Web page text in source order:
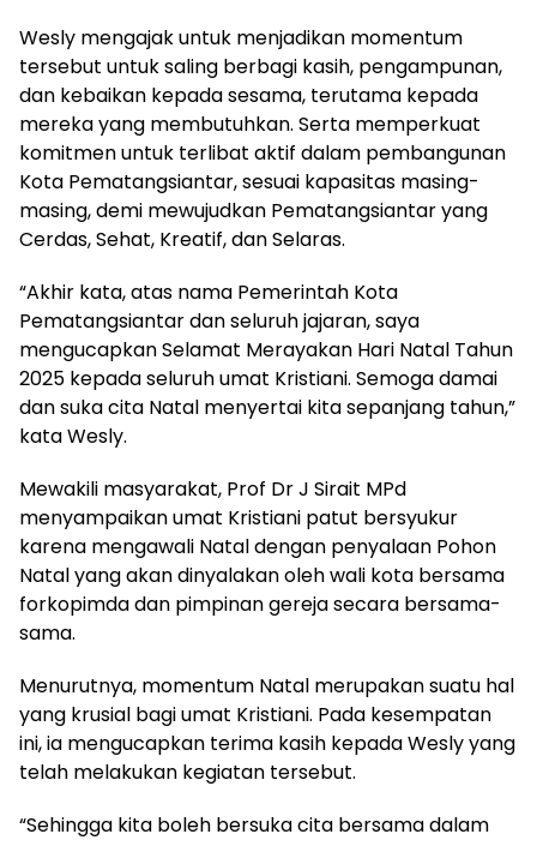
Wesly mengajak untuk menjadikan momentum
tersebut untuk saling berbagi kasih, pengampunan,
dan kebaikan kepada sesama, terutama kepada
mereka yang membutuhkan. Serta memperkuat
komitmen untuk terlibat aktif dalam pembangunan
Kota Pematangsiantar, sesuai kapasitas masing-
masing, demi mewujudkan Pematangsiantar yang
Cerdas, Sehat, Kreatif, dan Selaras.
“Akhir kata, atas nama Pemerintah Kota
Pematangsiantar dan seluruh jajaran, saya
mengucapkan Selamat Merayakan Hari Natal Tahun
2025 kepada seluruh umat Kristiani. Semoga damai
dan suka cita Natal menyertai kita sepanjang tahun,”
kata Wesly.
Mewakili masyarakat, Prof Dr J Sirait MPd
menyampaikan umat Kristiani patut bersyukur
karena mengawali Natal dengan penyalaan Pohon
Natal yang akan dinyalakan oleh wali kota bersama
forkopimda dan pimpinan gereja secara bersama-
sama.
Menurutnya, momentum Natal merupakan suatu hal
yang krusial bagi umat Kristiani. Pada kesempatan
ini, ia mengucapkan terima kasih kepada Wesly yang
telah melakukan kegiatan tersebut.
“Sehingga kita boleh bersuka cita bersama dalam